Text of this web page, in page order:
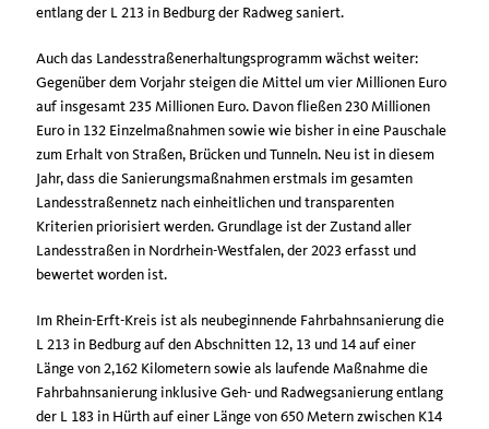
entlang der L 213 in Bedburg der Radweg saniert.
Auch das Landesstraßenerhaltungsprogramm wächst weiter:
Gegenüber dem Vorjahr steigen die Mittel um vier Millionen Euro
auf insgesamt 235 Millionen Euro. Davon fließen 230 Millionen
Euro in 132 Einzelmaßnahmen sowie wie bisher in eine Pauschale
zum Erhalt von Straßen, Brücken und Tunneln. Neu ist in diesem
Jahr, dass die Sanierungsmaßnahmen erstmals im gesamten
Landesstraßennetz nach einheitlichen und transparenten
Kriterien priorisiert werden. Grundlage ist der Zustand aller
Landesstraßen in Nordrhein-Westfalen, der 2023 erfasst und
bewertet worden ist.
Im Rhein-Erft-Kreis ist als neubeginnende Fahrbahnsanierung die
L 213 in Bedburg auf den Abschnitten 12, 13 und 14 auf einer
Länge von 2,162 Kilometern sowie als laufende Maßnahme die
Fahrbahnsanierung inklusive Geh- und Radwegsanierung entlang
der L 183 in Hürth auf einer Länge von 650 Metern zwischen K14